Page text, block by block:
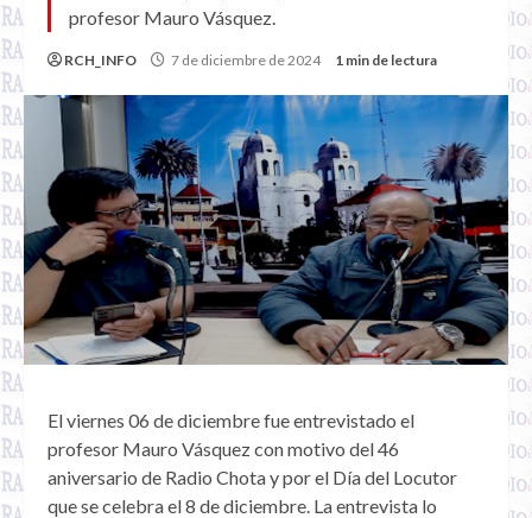
profesor Mauro Vásquez.
RCH_INFO 7 de diciembre de 2024 1 min de lectura
El viernes 06 de diciembre fue entrevistado el
profesor Mauro Vásquez con motivo del 46
aniversario de Radio Chota y por el Día del Locutor
que se celebra el 8 de diciembre. La entrevista lo